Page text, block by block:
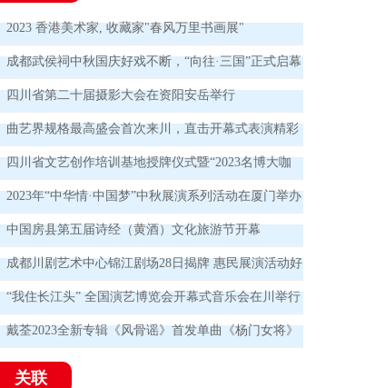
2023 香港美术家, 收藏家"春风万里书画展"
成都武侯祠中秋国庆好戏不断，“向往·三国”正式启幕
四川省第二十届摄影大会在资阳安岳举行
曲艺界规格最高盛会首次来川，直击开幕式表演精彩
瞬间 欢声笑语讲述中国曲艺新故事
四川省文艺创作培训基地授牌仪式暨“2023名博大咖
德阳行”实践活动启动仪式举行
2023年“中华情·中国梦”中秋展演系列活动在厦门举办
中国房县第五届诗经（黄酒）文化旅游节开幕
成都川剧艺术中心锦江剧场28日揭牌 惠民展演活动好
戏连台！
“我住长江头” 全国演艺博览会开幕式音乐会在川举行
戴荃2023全新专辑《风骨谣》首发单曲《杨门女将》
为时代英雄喝彩
关联